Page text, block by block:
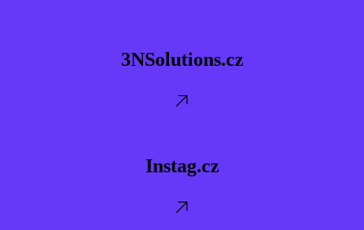
3NSolutions.cz
Instag.cz